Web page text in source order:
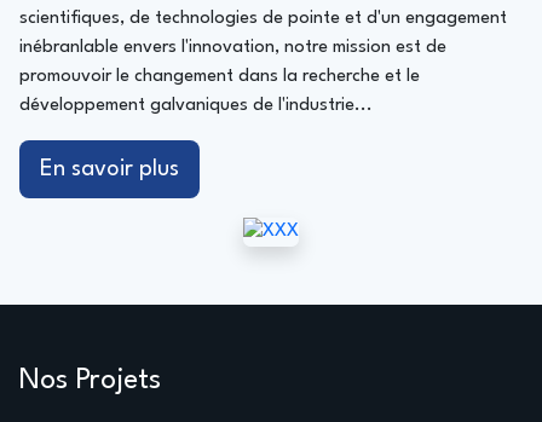
scientifiques, de technologies de pointe et d'un engagement
inébranlable envers l'innovation, notre mission est de
promouvoir le changement dans la recherche et le
développement galvaniques de l'industrie...
En savoir plus
Nos Projets